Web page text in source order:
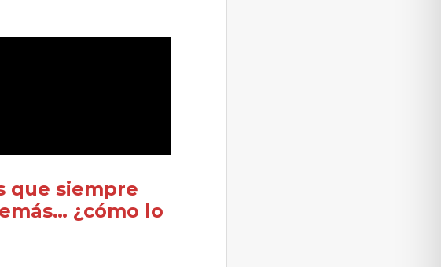
que siempre
¿cómo lo